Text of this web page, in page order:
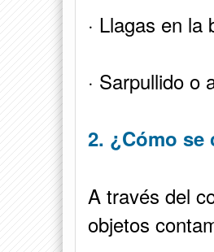
· Llagas en la
· Sarpullido o
2. ¿Cómo se
A través del
objetos